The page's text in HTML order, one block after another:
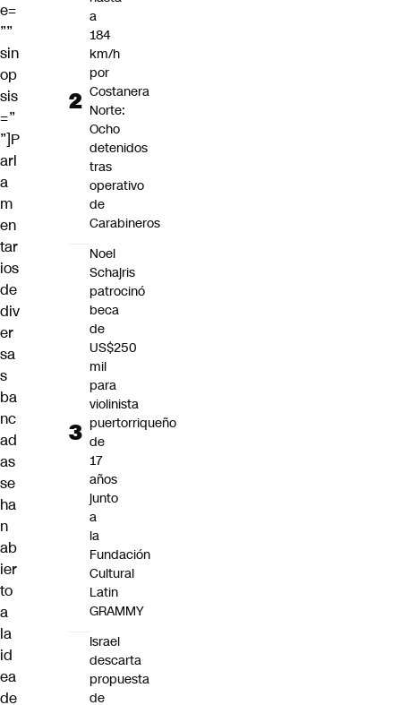
e=
””
sin
op
sis
=”
”]P
arl
a
m
en
tar
ios
de
div
er
sa
s
ba
nc
ad
as
se
ha
n
ab
ier
to
a
la
id
ea
de
a
184
km/h
por
Costanera
Norte:
Ocho
detenidos
tras
operativo
de
Carabineros
Noel
Schajris
patrocinó
beca
de
US$250
mil
para
violinista
puertorriqueño
de
17
años
junto
a
la
Fundación
Cultural
Latin
GRAMMY
Israel
descarta
propuesta
de